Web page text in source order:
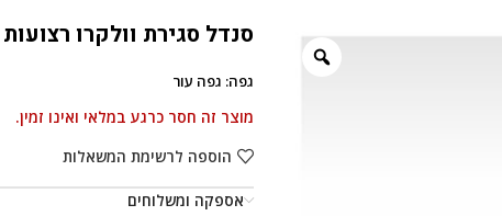
סנדל סגירת וולקרו
גפה: גפה עור
מוצר זה חסר כרגע במלאי ואינו זמין.
הוספה לרשימת המשאלות
אספקה ומשלוחים